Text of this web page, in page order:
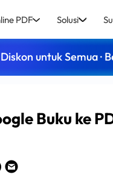
PDF Solusi
untuk Semua ·
Buku ke